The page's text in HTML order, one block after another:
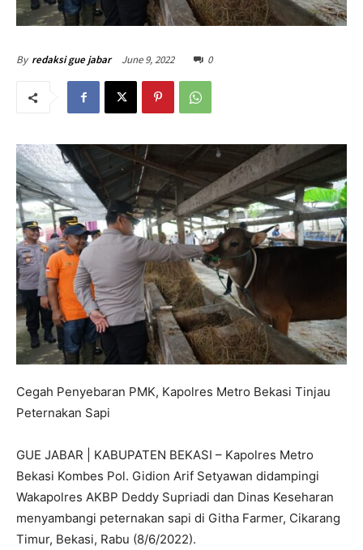
By redaksi gue jabar June 9, 2022 0
Cegah Penyebaran PMK, Kapolres Metro Bekasi Tinjau
Peternakan Sapi
GUE JABAR | KABUPATEN BEKASI – Kapolres Metro
Bekasi Kombes Pol. Gidion Arif Setyawan didampingi
Wakapolres AKBP Deddy Supriadi dan Dinas Keseharan
menyambangi peternakan sapi di Githa Farmer, Cikarang
Timur, Bekasi, Rabu (8/6/2022).